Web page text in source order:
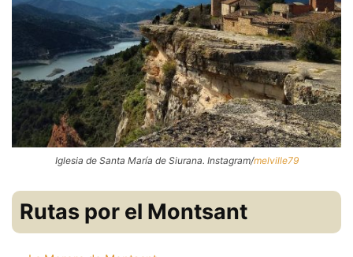
Iglesia de Santa María de Siurana. Instagram/melville79
Rutas por el Montsant